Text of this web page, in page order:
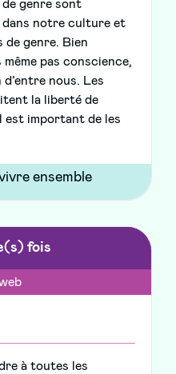
genre sont
dans notre culture et
de genre. Bien
même pas conscience,
nous. Les
la liberté de
est important de les
fois
à toutes les